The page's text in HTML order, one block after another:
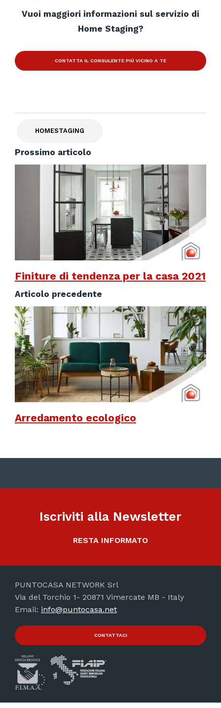
Vuoi maggiori informazioni sul servizio di
Home Staging?
CONTATTA IL CONSULENTE PIÙ VICINO A TE
HOMESTAGING
Prossimo articolo
Finiture di tendenza per la casa 2021
Articolo precedente
Arredamento ecologico
Iscriviti alla Newsletter
RESTA INFORMATO
PUNTOCASA NETWORK Srl
Via del Torchio 1- 20871 Vimercate MB - Italy
Email: info@puntocasa.net
CONTATTACI